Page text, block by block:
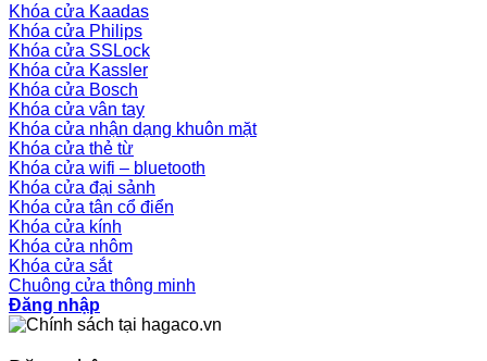
Khóa cửa Kaadas
Khóa cửa Philips
Khóa cửa SSLock
Khóa cửa Kassler
Khóa cửa Bosch
Khóa cửa vân tay
Khóa cửa nhận dạng khuôn mặt
Khóa cửa thẻ từ
Khóa cửa wifi – bluetooth
Khóa cửa đại sảnh
Khóa cửa tân cổ điển
Khóa cửa kính
Khóa cửa nhôm
Khóa cửa sắt
Chuông cửa thông minh
Đăng nhập